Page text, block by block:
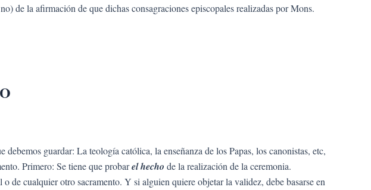
de la afirmación de que dichas consagraciones episcopales realizadas por Mons.
guardar: La teología católica, la enseñanza de los Papas, los canonistas, etc,
Primero: Se tiene que probarel hecho de la realización de la ceremonia.
o de cualquier otro sacramento. Y si alguien quiere objetar la validez, debe basarse en